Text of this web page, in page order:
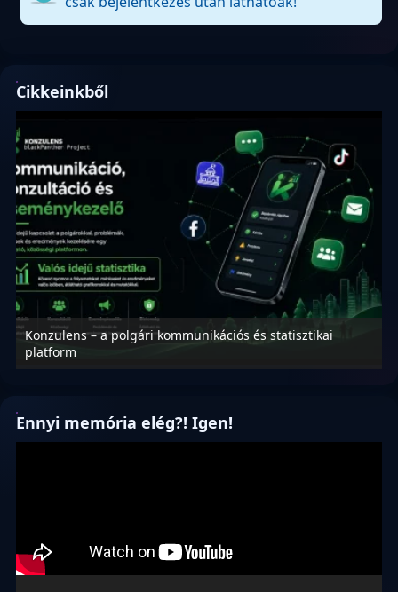
Cikkeinkből
Konzulens – a polgári kommunikációs és statisztikai
platform
Ennyi memória elég?! Igen!